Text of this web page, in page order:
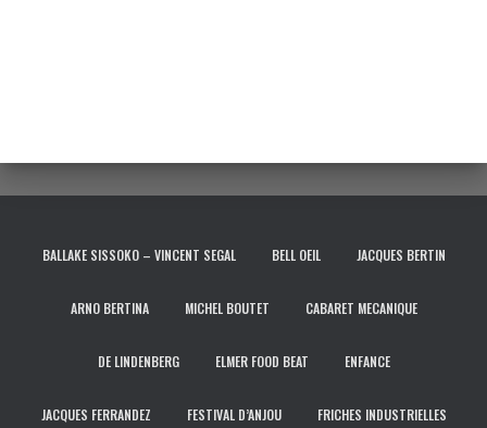
BALLAKE SISSOKO – VINCENT SEGAL BELL OEIL JACQUES BERTIN
ARNO BERTINA MICHEL BOUTET CABARET MECANIQUE
DE LINDENBERG ELMER FOOD BEAT ENFANCE
JACQUES FERRANDEZ FESTIVAL D’ANJOU FRICHES INDUSTRIELLES